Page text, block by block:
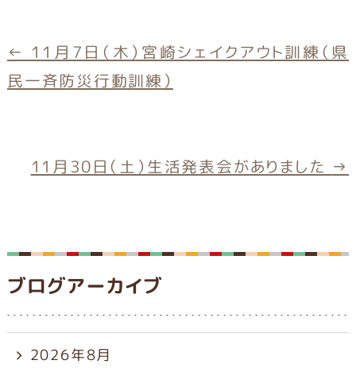
e
b
k
← 11月7日（木）宮崎シェイクアウト訓練（県
民一斉防災行動訓練）
11月30日（土）生活発表会がありました →
ブログアーカイブ
2026年8月